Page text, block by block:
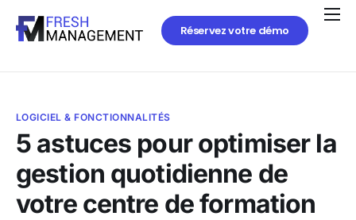
Réservez votre démo
LOGICIEL & FONCTIONNALITÉS
5 astuces pour optimiser la
gestion quotidienne de
votre centre de formation